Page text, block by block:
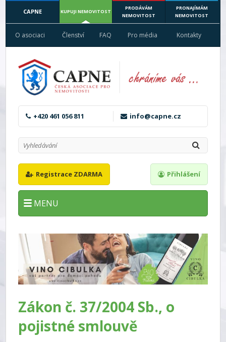
CAPNE KUPUJI NEMOVITOST
PRODÁVÁM
NEMOVITOST
PRONAJÍMÁM
NEMOVITOST
O asociaci Členství FAQ Pro média Kontakty
+420 461 056 811 info@capne.cz
Registrace ZDARMA Přihlášení
MENU
Zákon č. 37/2004 Sb., o
pojistné smlouvě